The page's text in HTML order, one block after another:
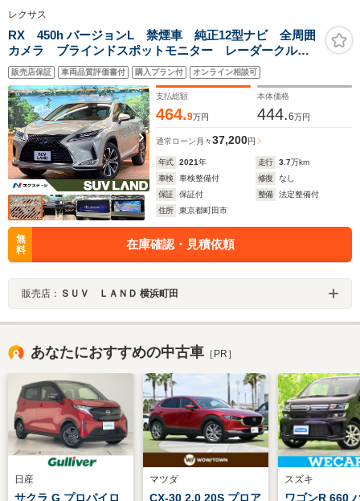
レクサス
RX 450h バージョンL 禁煙車 純正12型ナビ 全周囲
カメラ ブラインドスポットモニター レーダークルー
ズ ベージュ革 シートベンチレーション 三眼LEDヘ
ッド 電動リアゲート HUD ETC 純正20インチアル
ミ
販売店保証 車両品質評価書付 購入プラン付 オンライン相談可
支払総額
464.9万円
本体価格
444.6万円
通常ローン 月々37,200円
年式 2021年 走行 3.7万km
車検
車検整備付 修復
なし
保証
保証付 整備
法定整備付
住所
東京都町田市
無
料
在庫確認・見積依頼
販売店： ＳＵＶ ＬＡＮＤ 横浜町田
あなたにおすすめの中古車 ［PR］
日産
サクラ G プロパイロ
マツダ
CX-30 2.0 20S プロア
スズキ
ワゴンR 660